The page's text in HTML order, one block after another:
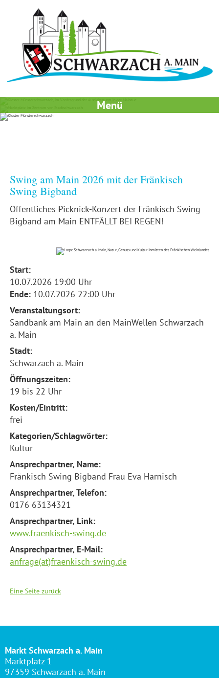
Menü
Swing am Main 2026 mit der Fränkisch
Swing Bigband
Öffentliches Picknick-Konzert der Fränkisch Swing
Bigband am Main ENTFÄLLT BEI REGEN!
Start:
10.07.2026 19:00 Uhr
Ende: 10.07.2026 22:00 Uhr
Veranstaltungsort:
Sandbank am Main an den MainWellen Schwarzach
a. Main
Stadt:
Schwarzach a. Main
Öffnungszeiten:
19 bis 22 Uhr
Kosten/Eintritt:
frei
Kategorien/Schlagwörter:
Kultur
Ansprechpartner, Name:
Fränkisch Swing Bigband Frau Eva Harnisch
Ansprechpartner, Telefon:
0176 63134321
Ansprechpartner, Link:
www.fraenkisch-swing.de
Ansprechpartner, E-Mail:
anfrage(ät)fraenkisch-swing.de
Eine Seite zurück
Markt Schwarzach a. Main
Marktplatz 1
97359 Schwarzach a. Main